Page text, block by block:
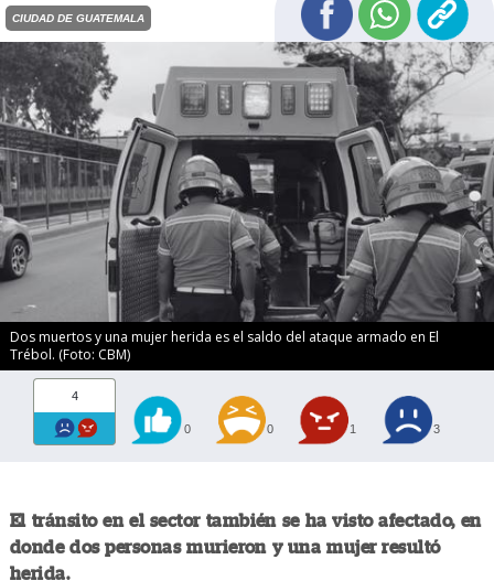
CIUDAD DE GUATEMALA
Dos muertos y una mujer herida es el saldo del ataque armado en El
Trébol. (Foto: CBM)
4
0 0 1 3
El tránsito en el sector también se ha visto afectado, en
donde dos personas murieron y una mujer resultó
herida.